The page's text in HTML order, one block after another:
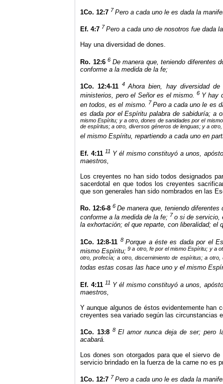
1Co. 12:7 7Pero a cada uno le es dada la
Ef. 4:7 7Pero a cada uno de nosotros fue dada
Hay una diversidad de dones.
Ro. 12:66 De manera que, teniendo diferentes
conforme a la medida de la fe;
1Co. 12:4-114 Ahora bien, hay diversidad
ministerios, pero el Señor es el mismo. 6 Y hay
en todos, es el mismo.
7Pero a cada uno le es
es dada por el Espíritu palabra de sabiduría; a
mismo Espíritu; y a otro, dones de sanidades por el
de espíritus; a otro, diversos géneros de lenguas; y a
el mismo Espíritu, repartiendo a cada uno en
Ef. 4:1111 Y él mismo constituyó a unos,
maestros,
Los creyentes no han sido todos designados
sacerdotal en que todos los creyentes
que son generales han sido nombrados en las
Ro. 12:6-8 6 De manera que, teniendo
conforme a la medida de la fe; 7o si de servicio,
la exhortación; el que reparte, con liberalidad;
1Co. 12:8-11 8 Porque a éste es dada por el
mismo Espíritu; 9a otro, fe por el mismo Espíritu; y a
otro, profecía; a otro, discernimiento de espíritus; a
todas estas cosas las hace uno y el mismo
Ef. 4:1111 Y él mismo constituyó a unos,
maestros,
Y aunque algunos de éstos evidentemente han
creyentes sea variado según las circunstancias
1Co. 13:88 El amor nunca deja de ser; pero
acabará.
Los dones son otorgados para que el siervo
servicio brindado en la fuerza de la carne no es
1Co. 12:7 7Pero a cada uno le es dada la